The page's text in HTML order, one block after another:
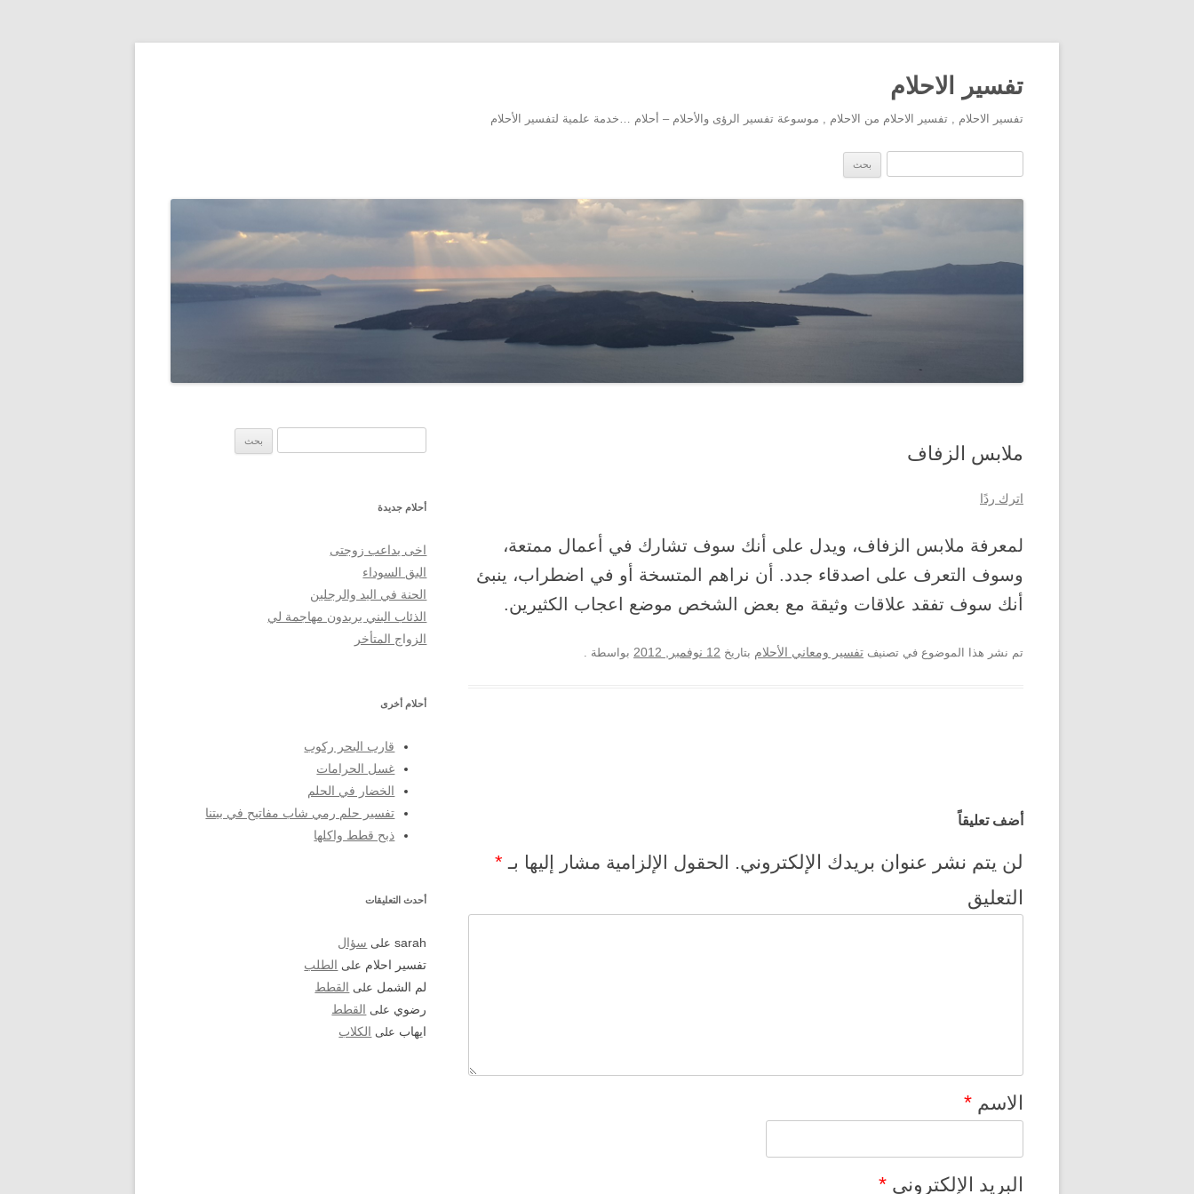
تفسير الاحلام
تفسير الاحلام , تفسير الاحلام من الاحلام , موسوعة تفسير الرؤى والأحلام – أحلام …خدمة علمية لتفسير الأحلام
ملابس الزفاف
اترك ردًا
لمعرفة ملابس الزفاف، ويدل على أنك سوف تشارك في أعمال ممتعة،
وسوف التعرف على اصدقاء جدد. أن نراهم المتسخة أو في اضطراب، ينبئ
أنك سوف تفقد علاقات وثيقة مع بعض الشخص موضع اعجاب الكثيرين.
تم نشر هذا الموضوع في تصنيف تفسير ومعاني الأحلام بتاريخ 12 نوفمبر, 2012 بواسطة .
أضف تعليقاً
لن يتم نشر عنوان بريدك الإلكتروني. الحقول الإلزامية مشار إليها بـ *
التعليق
الاسم *
البريد الإلكتروني *
أحلام جديدة
اخى يداعب زوجتى
البق السوداء
الحنة في اليد والرجلين
الذئاب البني يريدون مهاجمة لي
الزواج المتأخر
أحلام أخرى
قارب البحر ركوب
غسل الحرامات
الخضار في الحلم
تفسير حلم رمي شاب مفاتيح في بيتنا
ذبح قطط واكلها
أحدث التعليقات
sarahعلى سؤال
تفسير احلام على
الطلب
لم الشمل على
القطط
رضوي على
القطط
ايهاب على الكلاب